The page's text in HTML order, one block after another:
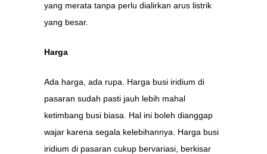
yang merata tanpa perlu dialirkan arus listrik
yang besar.
Harga
Ada harga, ada rupa. Harga busi iridium di
pasaran sudah pasti jauh lebih mahal
ketimbang busi biasa. Hal ini boleh dianggap
wajar karena segala kelebihannya. Harga busi
iridium di pasaran cukup bervariasi, berkisar